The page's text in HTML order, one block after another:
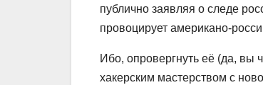
публично заявляя о следе
провоцирует американо-
Ибо, опровергнуть её (да, вы
хакерским мастерством с